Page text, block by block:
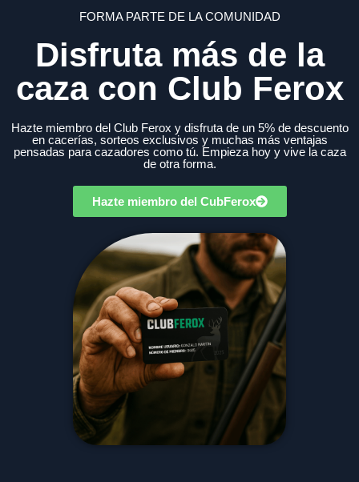
FORMA PARTE DE LA COMUNIDAD
Disfruta más de la
caza con Club Ferox
Hazte miembro del Club Ferox y disfruta de un 5% de descuento
en cacerías, sorteos exclusivos y muchas más ventajas
pensadas para cazadores como tú. Empieza hoy y vive la caza
de otra forma.
Hazte miembro del CubFerox